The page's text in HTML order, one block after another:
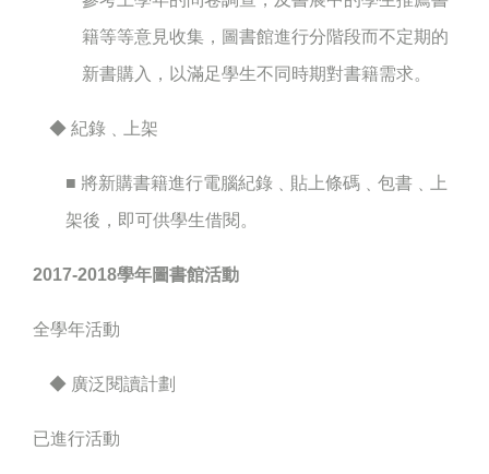
籍等等意見收集，圖書館進行分階段而不定期的
新書購入，以滿足學生不同時期對書籍需求。
◆ 紀錄﹑上架
■ 將新購書籍進行電腦紀錄﹑貼上條碼﹑包書﹑上
架後，即可供學生借閱。
2017-2018學年圖書館活動
全學年活動
◆ 廣泛閱讀計劃
已進行活動